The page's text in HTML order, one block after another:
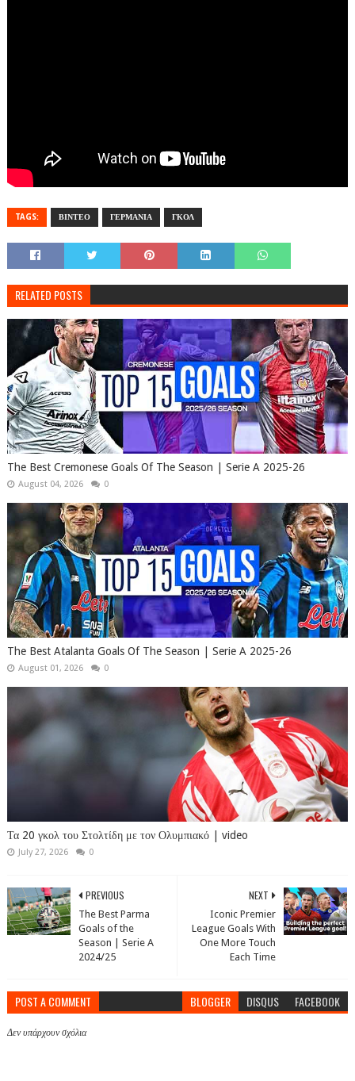
TAGS: ΒΙΝΤΕΟ ΓΕΡΜΑΝΙΑ ΓΚΟΛ
RELATED POSTS
The Best Cremonese Goals Of The Season | Serie A 2025-26
August 04, 2026 0
The Best Atalanta Goals Of The Season | Serie A 2025-26
August 01, 2026 0
Τα 20 γκολ του Στολτίδη με τον Ολυμπιακό | video
July 27, 2026 0
NEXT
Iconic Premier
League Goals With
One More Touch
Each Time
PREVIOUS
The Best Parma
Goals of the
Season | Serie A
2024/25
POST A COMMENT BLOGGER DISQUS FACEBOOK
Δεν υπάρχουν σχόλια